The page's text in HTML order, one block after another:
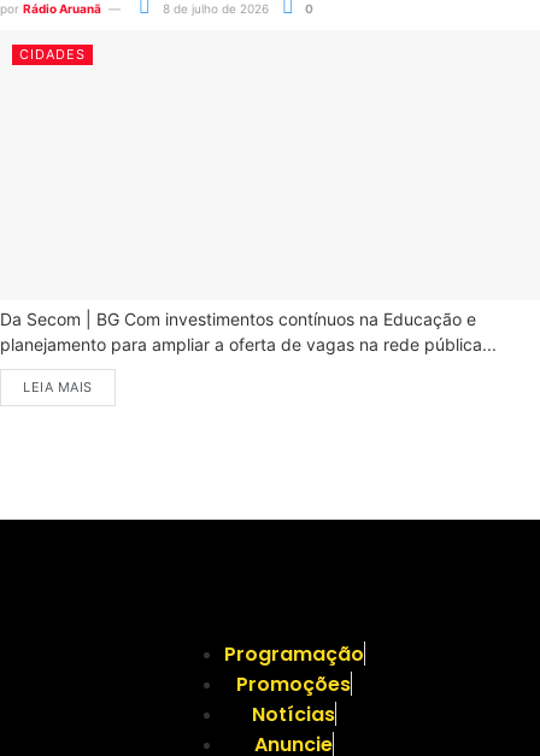
por Rádio Aruanã 8 de julho de 2026 0
CIDADES
Da Secom | BG Com investimentos contínuos na Educação e
planejamento para ampliar a oferta de vagas na rede pública...
LEIA MAIS
Programação
Promoções
Notícias
Anuncie